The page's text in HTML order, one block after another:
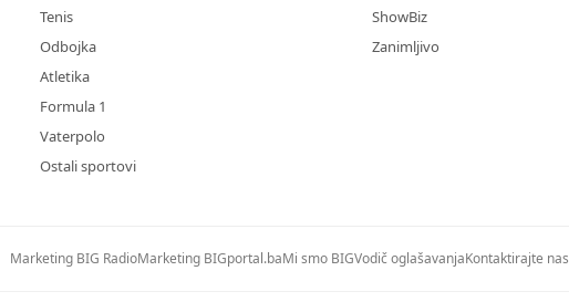
Tenis
Odbojka
Atletika
Formula 1
Vaterpolo
Ostali sportovi
ShowBiz
Zanimljivo
Marketing BIG RadioMarketing BIGportal.baMi smo BIGVodič oglašavanjaKontaktirajte nas